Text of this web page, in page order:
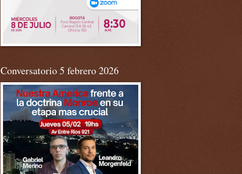
Conversatorio 5 febrero 2026